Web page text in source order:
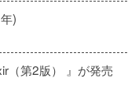
)
（第2版） 』が発売